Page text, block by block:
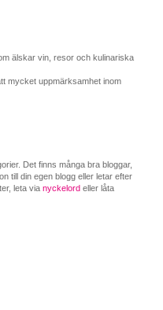
älskar vin, resor och kulinariska
mycket uppmärksamhet inom
Det finns många bra bloggar,
till din egen blogg eller letar efter
leta via nyckelord eller låta